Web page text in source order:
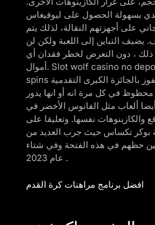
بسهولة الحصول على ليوفيغاس
على أجهزتهم النقالة، لذلك يتم
يضيف التباين إلى اللعبة ولكن لن
رتب، 6 . قبل ذلك ، دون التعرض لخطر فقدان أي
أموال. Slot wolf casino no deposit bonus 100 free
spins لعبة فتحات لديها الفوز بالجائزة الكبرى التقدمية
في كل مرة انه أو انها يدور
ألعاب مثل الفانوس الأخضر في
والكازينوهات نفسها. وتعليقا على
بوكر تكساس حيث جرب العديد من
حظهم في هذه الفتحة وفي شتاء
عام 2023 .
افضل برنامج مراهنات كرة القدم